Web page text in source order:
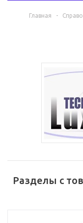
Главная -
Разделы с